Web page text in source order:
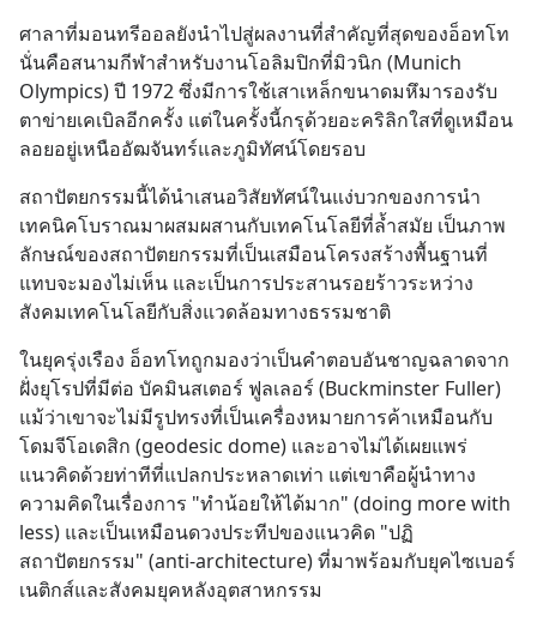
ศาลาที่มอนทรีออลยังนำไปสู่ผลงานที่สำคัญที่สุดของอ็อทโท
นั่นคือสนามกีฬาสำหรับงานโอลิมปิกที่มิวนิก (Munich
Olympics) ปี 1972 ซึ่งมีการใช้เสาเหล็กขนาดมหึมารองรับ
ตาข่ายเคเบิลอีกครั้ง แต่ในครั้งนี้กรุด้วยอะคริลิกใสที่ดูเหมือน
ลอยอยู่เหนืออัฒจันทร์และภูมิทัศน์โดยรอบ
สถาปัตยกรรมนี้ได้นำเสนอวิสัยทัศน์ในแง่บวกของการนำ
เทคนิคโบราณมาผสมผสานกับเทคโนโลยีที่ล้ำสมัย เป็นภาพ
ลักษณ์ของสถาปัตยกรรมที่เป็นเสมือนโครงสร้างพื้นฐานที่
แทบจะมองไม่เห็น และเป็นการประสานรอยร้าวระหว่าง
สังคมเทคโนโลยีกับสิ่งแวดล้อมทางธรรมชาติ
ในยุครุ่งเรือง อ็อทโทถูกมองว่าเป็นคำตอบอันชาญฉลาดจาก
ฝั่งยุโรปที่มีต่อ บัคมินสเตอร์ ฟูลเลอร์ (Buckminster Fuller)
แม้ว่าเขาจะไม่มีรูปทรงที่เป็นเครื่องหมายการค้าเหมือนกับ
โดมจีโอเดสิก (geodesic dome) และอาจไม่ได้เผยแพร่
แนวคิดด้วยท่าทีที่แปลกประหลาดเท่า แต่เขาคือผู้นำทาง
ความคิดในเรื่องการ "ทำน้อยให้ได้มาก" (doing more with
less) และเป็นเหมือนดวงประทีปของแนวคิด "ปฏิ
สถาปัตยกรรม" (anti-architecture) ที่มาพร้อมกับยุคไซเบอร์
เนติกส์และสังคมยุคหลังอุตสาหกรรม